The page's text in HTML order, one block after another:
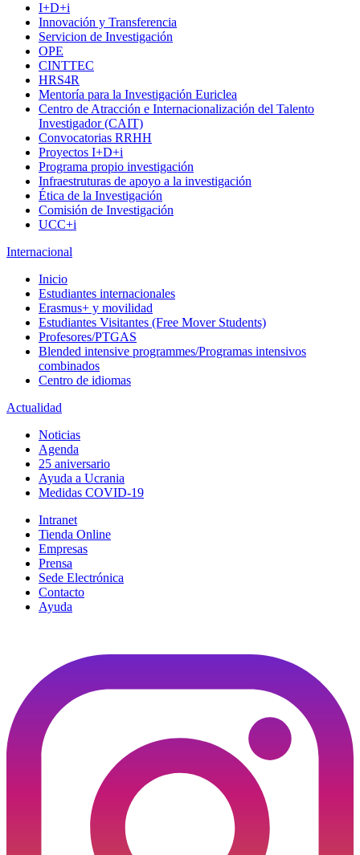
I+D+i
Innovación y Transferencia
Servicion de Investigación
OPE
CINTTEC
HRS4R
Mentoría para la Investigación Euriclea
Centro de Atracción e Internacionalización del Talento
Investigador (CAIT)
Convocatorias RRHH
Proyectos I+D+i
Programa propio investigación
Infraestruturas de apoyo a la investigación
Ética de la Investigación
Comisión de Investigación
UCC+i
Internacional
Inicio
Estudiantes internacionales
Erasmus+ y movilidad
Estudiantes Visitantes (Free Mover Students)
Profesores/PTGAS
Blended intensive programmes/Programas intensivos
combinados
Centro de idiomas
Actualidad
Noticias
Agenda
25 aniversario
Ayuda a Ucrania
Medidas COVID-19
Intranet
Tienda Online
Empresas
Prensa
Sede Electrónica
Contacto
Ayuda